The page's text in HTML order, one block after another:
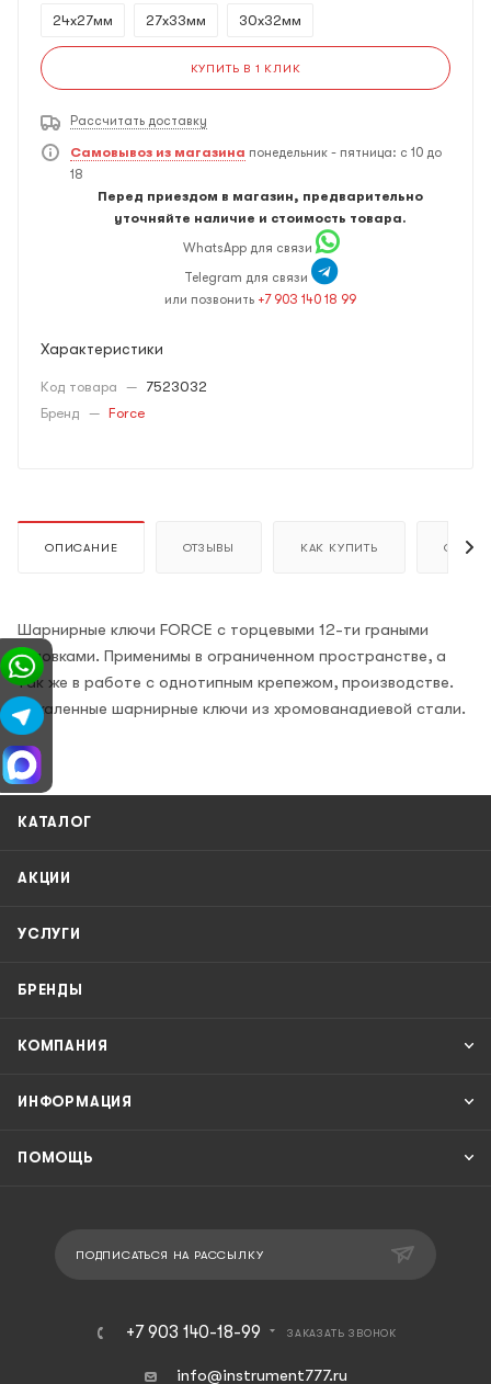
24x27мм 27x33мм 30x32мм
КУПИТЬ В 1 КЛИК
Рассчитать доставку
Самовывоз из магазина понедельник - пятница: с 10 до
18
Перед приездом в магазин, предварительно
уточняйте наличие и стоимость товара.
WhatsApp для связи
Telegram для связи
или позвонить +7 903 140 18 99
Характеристики
Код товара — 7523032
Бренд — Force
ОПИСАНИЕ ОТЗЫВЫ КАК КУПИТЬ ОПЛАТА
Шарнирные ключи FORCE c торцевыми 12-ти граными
головками. Применимы в ограниченном пространстве, а
так же в работе с однотипным крепежом, производстве.
Закаленные шарнирные ключи из хромованадиевой стали.
КАТАЛОГ
АКЦИИ
УСЛУГИ
БРЕНДЫ
КОМПАНИЯ
ИНФОРМАЦИЯ
ПОМОЩЬ
ПОДПИСАТЬСЯ НА РАССЫЛКУ
+7 903 140-18-99 ЗАКАЗАТЬ ЗВОНОК
info@instrument777.ru